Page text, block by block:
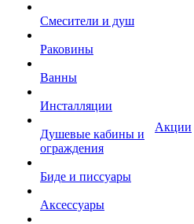
Смесители и душ
Раковины
Ванны
Инсталляции
Душевые кабины и
ограждения
Биде и писсуары
Аксессуары
Акции